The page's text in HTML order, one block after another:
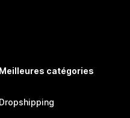
Meilleures catégories
Dropshipping